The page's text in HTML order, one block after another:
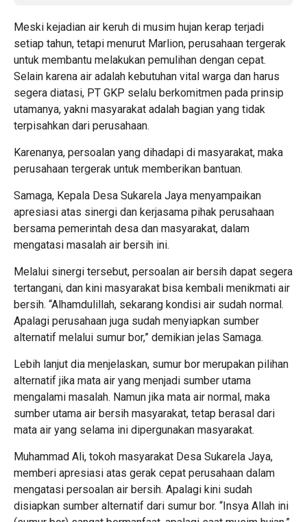
Meski kejadian air keruh di musim hujan kerap terjadi
setiap tahun, tetapi menurut Marlion, perusahaan tergerak
untuk membantu melakukan pemulihan dengan cepat.
Selain karena air adalah kebutuhan vital warga dan harus
segera diatasi, PT GKP selalu berkomitmen pada prinsip
utamanya, yakni masyarakat adalah bagian yang tidak
terpisahkan dari perusahaan.
Karenanya, persoalan yang dihadapi di masyarakat, maka
perusahaan tergerak untuk memberikan bantuan.
Samaga, Kepala Desa Sukarela Jaya menyampaikan
apresiasi atas sinergi dan kerjasama pihak perusahaan
bersama pemerintah desa dan masyarakat, dalam
mengatasi masalah air bersih ini.
Melalui sinergi tersebut, persoalan air bersih dapat segera
tertangani, dan kini masyarakat bisa kembali menikmati air
bersih. “Alhamdulillah, sekarang kondisi air sudah normal.
Apalagi perusahaan juga sudah menyiapkan sumber
alternatif melalui sumur bor,” demikian jelas Samaga.
Lebih lanjut dia menjelaskan, sumur bor merupakan pilihan
alternatif jika mata air yang menjadi sumber utama
mengalami masalah. Namun jika mata air normal, maka
sumber utama air bersih masyarakat, tetap berasal dari
mata air yang selama ini dipergunakan masyarakat.
Muhammad Ali, tokoh masyarakat Desa Sukarela Jaya,
memberi apresiasi atas gerak cepat perusahaan dalam
mengatasi persoalan air bersih. Apalagi kini sudah
disiapkan sumber alternatif dari sumur bor. “Insya Allah ini